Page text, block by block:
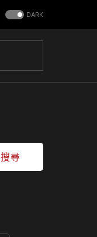
DARK
搜尋